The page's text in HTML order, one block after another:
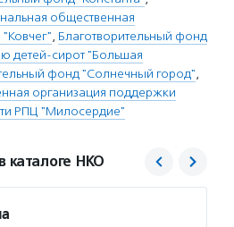
общественная
, Благотворительный фонд
детей-сирот "Большая
фонд "Солнечный город",
организация поддержки
РПЦ "Милосердие"
каталоге НКО